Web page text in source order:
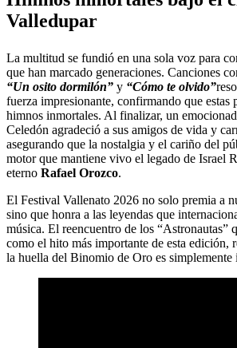
Valledupar
La multitud se fundió en una sola voz para
que han marcado generaciones. Canciones
“Un osito dormilón” y “Cómo te olvido”
fuerza impresionante, confirmando que estas
himnos inmortales. Al finalizar, un
Celedón agradeció a sus amigos de vida y
asegurando que la nostalgia y el cariño del
motor que mantiene vivo el legado de Israel
eterno Rafael Orozco.
El Festival Vallenato 2026 no solo premia a
sino que honra a las leyendas que
música. El reencuentro de los “Astronautas”
como el hito más importante de esta edición,
la huella del Binomio de Oro es simplemente